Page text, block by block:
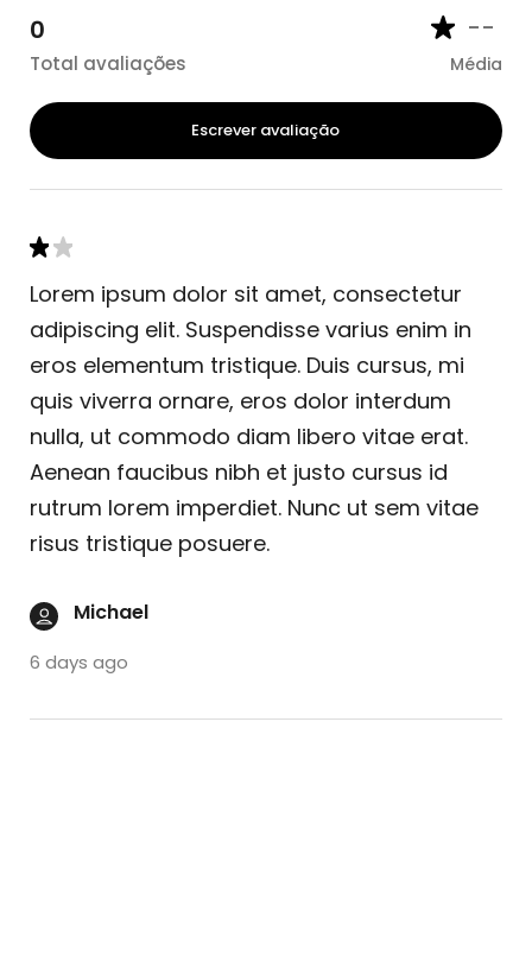
0
Total avaliações
--
Média
Escrever avaliação
Lorem ipsum dolor sit amet, consectetur
adipiscing elit. Suspendisse varius enim in
eros elementum tristique. Duis cursus, mi
quis viverra ornare, eros dolor interdum
nulla, ut commodo diam libero vitae erat.
Aenean faucibus nibh et justo cursus id
rutrum lorem imperdiet. Nunc ut sem vitae
risus tristique posuere.
Michael
6 days ago